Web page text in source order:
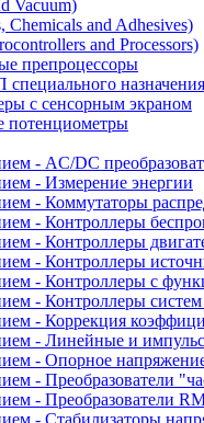
Vacuum)
and Adhesives)
and Processors)
препроцессоры
назначения
с сенсорным экраном
потенциометры
- AC/DC
- Измерение энергии
- Коммутаторы
- Контроллеры
- Контроллеры
- Контроллеры
- Контроллеры с
- Контроллеры
- Коррекция
- Линейные и
- Опорное
- Преобразователи
- Преобразователи
- Стабилизаторы